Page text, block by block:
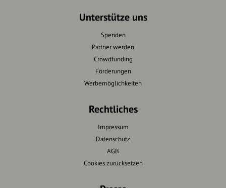
Unterstütze uns
Spenden
Partner werden
Crowdfunding
Förderungen
Werbemöglichkeiten
Rechtliches
Impressum
Datenschutz
AGB
Cookies zurücksetzen